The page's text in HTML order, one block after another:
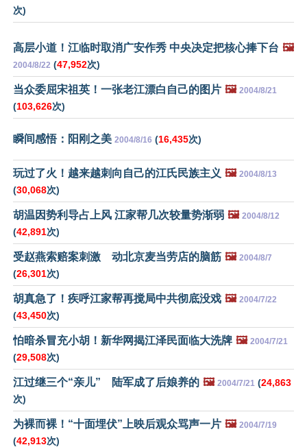
次)
高层小道！江临时取消广安作秀 中央决定把核心捧下台 🖼️
2004/8/22 (47,952次)
当众委屈宋祖英！一张老江漂白自己的图片 🖼️ 2004/8/21
(103,626次)
瞬间感悟：阳刚之美 2004/8/16 (16,435次)
玩过了火！越来越刺向自己的江氏民族主义 🖼️ 2004/8/13
(30,068次)
胡温因势利导占上风 江家帮几次较量势渐弱 🖼️ 2004/8/12
(42,891次)
受赵燕索赔案刺激 动北京麦当劳店的脑筋 🖼️ 2004/8/7
(26,301次)
胡真急了！疾呼江家帮再搅局中共彻底没戏 🖼️ 2004/7/22
(43,450次)
怕暗杀冒充小胡！新华网揭江泽民面临大洗牌 🖼️ 2004/7/21
(29,508次)
江过继三个“亲儿” 陆军成了后娘养的 🖼️ 2004/7/21 (24,863
次)
为裸而裸！“十面埋伏”上映后观众骂声一片 🖼️ 2004/7/19
(42,913次)